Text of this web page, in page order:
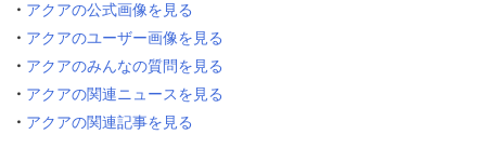
アクアの公式画像を見る
アクアのユーザー画像を見る
アクアのみんなの質問を見る
アクアの関連ニュースを見る
アクアの関連記事を見る